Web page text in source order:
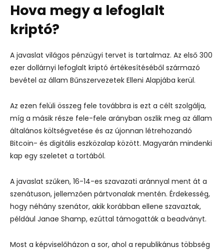
Hova megy a lefoglalt
kriptó?
A javaslat világos pénzügyi tervet is tartalmaz. Az első 300
ezer dollárnyi lefoglalt kriptó értékesítéséből származó
bevétel az állam Bűnszervezetek Elleni Alapjába kerül.
Az ezen felüli összeg fele továbbra is ezt a célt szolgálja,
míg a másik része fele-fele arányban oszlik meg az állam
általános költségvetése és az újonnan létrehozandó
Bitcoin- és digitális eszközalap között. Magyarán mindenki
kap egy szeletet a tortából.
A javaslat szűken, 16-14-es szavazati aránnyal ment át a
szenátuson, jellemzően pártvonalak mentén. Érdekesség,
hogy néhány szenátor, akik korábban ellene szavaztak,
például Janae Shamp, ezúttal támogatták a beadványt.
Most a képviselőházon a sor, ahol a republikánus többség